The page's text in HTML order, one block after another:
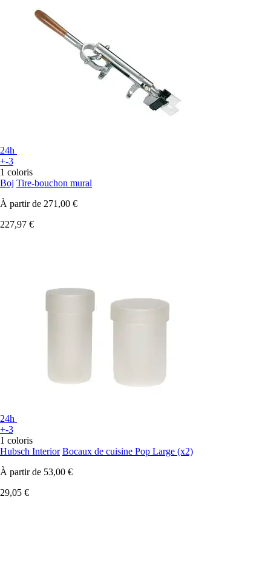
24h
+-3
1 coloris
Boj Tire-bouchon mural
À partir de 271,00 €
227,97 €
24h
+-3
1 coloris
Hubsch Interior Bocaux de cuisine Pop Large (x2)
À partir de 53,00 €
29,05 €